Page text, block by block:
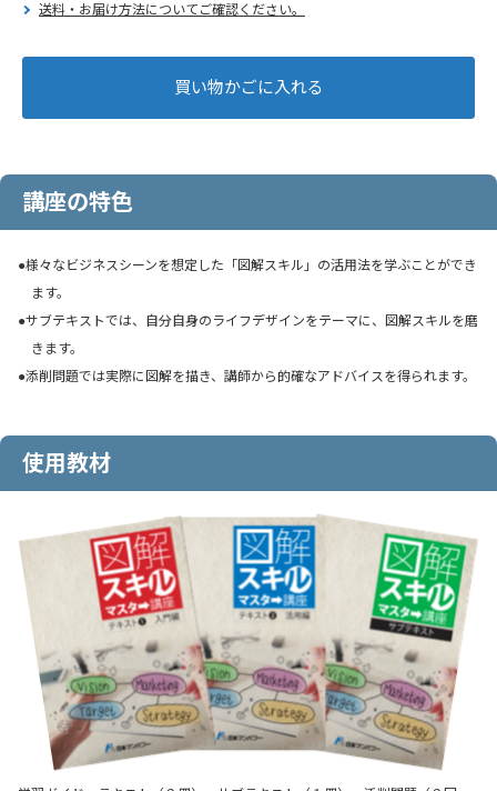
送料・お届け方法についてご確認ください。
講座の特色
●様々なビジネスシーンを想定した「図解スキル」の活用法を学ぶことができ
ます。
●サブテキストでは、自分自身のライフデザインをテーマに、図解スキルを磨
きます。
●添削問題では実際に図解を描き、講師から的確なアドバイスを得られます。
使用教材